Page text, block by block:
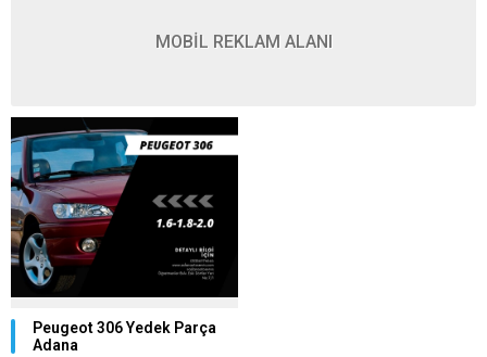
MOBİL REKLAM ALANI
Peugeot 306 Yedek Parça
Adana